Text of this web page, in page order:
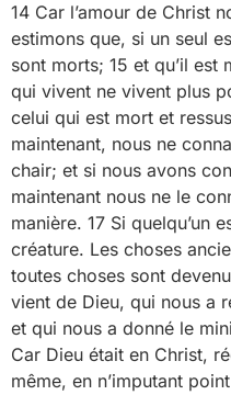
14 Car l’amour de Christ
estimons que, si un seul
sont morts; 15 et qu’il
qui vivent ne vivent plus
celui qui est mort et
maintenant, nous ne
chair; et si nous avons
maintenant nous ne le
manière. 17 Si quelqu’un
créature. Les choses
toutes choses sont
vient de Dieu, qui nous a
et qui nous a donné le
Car Dieu était en Christ,
même, en n’imputant